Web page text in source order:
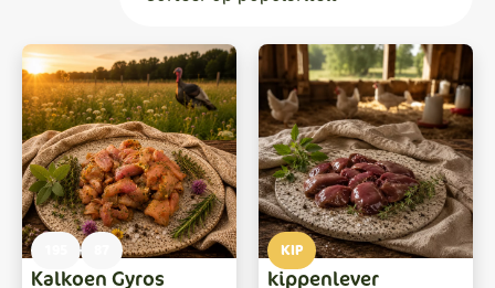
Kalkoen Gyros
KIP
kippenlever